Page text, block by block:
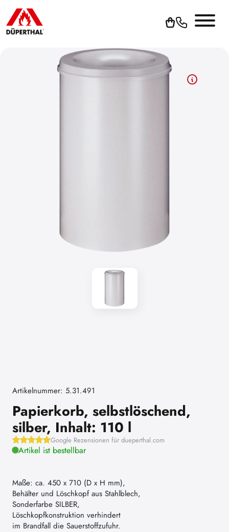
Artikelnummer: 5.31.491
Papierkorb, selbstlöschend,
silber, Inhalt: 110 l
Google Rezensionen für dueperthal.com
Artikel ist bestellbar
Maße: ca. 450 x 710 (D x H mm),
Behälter und Löschkopf aus Stahlblech,
Sonderfarbe SILBER,
Löschkopfkonstruktion verhindert
im Brandfall die Sauerstoffzufuhr.